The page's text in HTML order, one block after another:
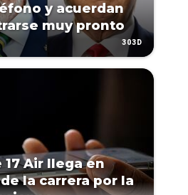
y acuerdan
muy pronto
303D
17 Air llega en
la carrera por la